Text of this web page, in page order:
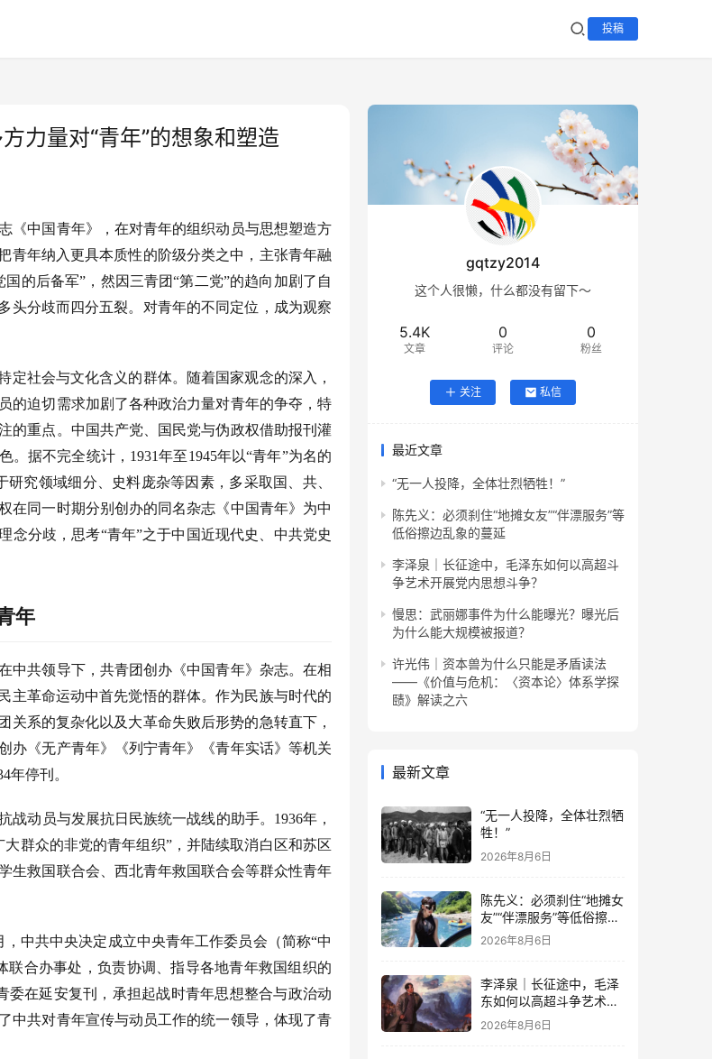
投稿
力量对“青年”的想象和塑造
《中国青年》，在对青年的组织动员与思想塑造方
青年纳入更具本质性的阶级分类之中，主张青年融
的后备军”，然因三青团“第二党”的趋向加剧了自
头分歧而四分五裂。对青年的不同定位，成为观察
社会与文化含义的群体。随着国家观念的深入，
的迫切需求加剧了各种政治力量对青年的争夺，特
的重点。中国共产党、国民党与伪政权借助报刊灌
据不完全统计，1931年至1945年以“青年”为名的
究领域细分、史料庞杂等因素，多采取国、共、
在同一时期分别创办的同名杂志《中国青年》为中
念分歧，思考“青年”之于中国近现代史、中共党史
年
中共领导下，共青团创办《中国青年》杂志。在相
主革命运动中首先觉悟的群体。作为民族与时代的
关系的复杂化以及大革命失败后形势的急转直下，
办《无产青年》《列宁青年》《青年实话》等机关
年停刊。
动员与发展抗日民族统一战线的助手。 1936年，
群众的非党的青年组织”，并陆续取消白区和苏区
生救国联合会、西北青年救国联合会等群众性青年
，中共中央决定成立中央青年工作委员会（简称“中
联合办事处，负责协调、指导各地青年救国组织的
委在延安复刊，承担起战时青年思想整合与政治动
中共对青年宣传与动员工作的统一领导，体现了青
gqtzy2014
这个人很懒，什么都没有留下～
5.4K
文章
0
评论
0
粉丝
关注 私信
最近文章
“无一人投降，全体壮烈牺牲！”
陈先义：必须刹住“地摊女友”“伴漂服务”等
低俗擦边乱象的蔓延
李泽泉｜长征途中，毛泽东如何以高超斗
争艺术开展党内思想斗争？
慢思：武丽娜事件为什么能曝光？曝光后
为什么能大规模被报道？
许光伟｜资本兽为什么只能是矛盾读法
——《价值与危机：〈资本论〉体系学探
赜》解读之六
最新文章
“无一人投降，全体壮烈牺
牲！”
2026年8月6日
陈先义：必须刹住“地摊女
友”“伴漂服务”等低俗擦边
乱象的蔓延
2026年8月6日
李泽泉｜长征途中，毛泽
东如何以高超斗争艺术开
展党内思想斗争？
2026年8月6日